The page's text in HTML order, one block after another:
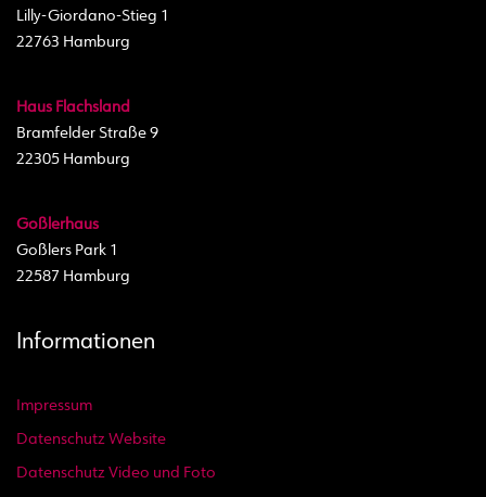
Lilly-Giordano-Stieg 1
22763 Hamburg
Haus Flachsland
Bramfelder Straße 9
22305 Hamburg
Goßlerhaus
Goßlers Park 1
22587 Hamburg
Informationen
Impressum
Datenschutz Website
Datenschutz Video und Foto